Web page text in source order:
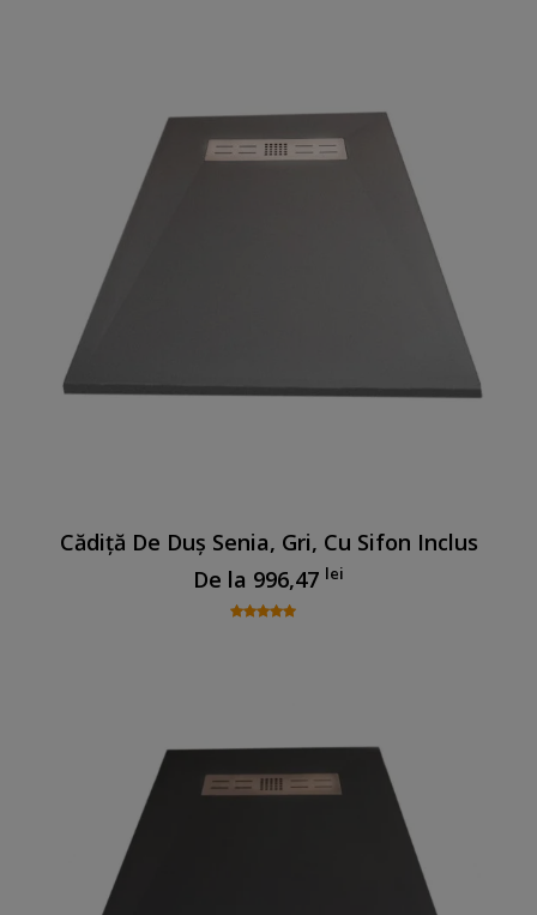
Cădiță De Duș Senia, Gri, Cu Sifon Inclus
De la 996,47 lei